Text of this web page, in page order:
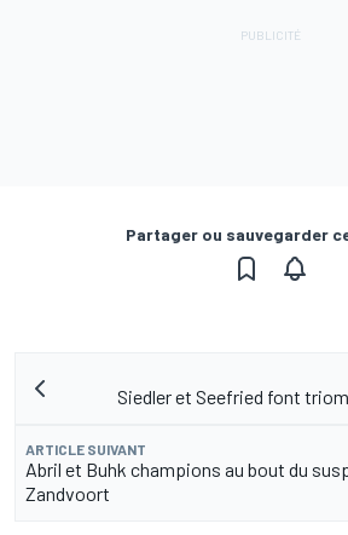
Partager ou sauvegarder
Siedler et Seefried font
ARTICLE SUIVANT
Abril et Buhk champions au bout du
Zandvoort